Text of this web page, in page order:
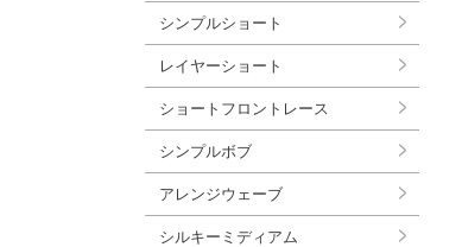
シンプルショート
レイヤーショート
ショートフロントレース
シンプルボブ
アレンジウェーブ
シルキーミディアム